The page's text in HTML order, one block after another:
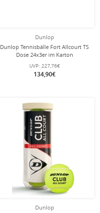
Dunlop
Dunlop Tennisbälle Fort Allcourt TS
Dose 24x3er im Karton
UVP: 227,76€
134,90€
Dunlop